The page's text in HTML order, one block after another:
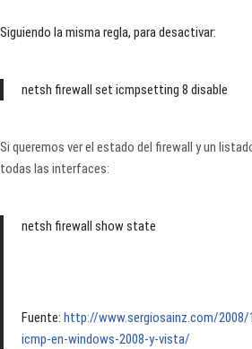
Siguiendo la misma regla, para desactivar:
netsh firewall set icmpsetting 8 disable
Si queremos ver el estado del firewall y un
todas las interfaces:
netsh firewall show state
Fuente: http://www.sergiosainz.com/
icmp-en-windows-2008-y-vista/